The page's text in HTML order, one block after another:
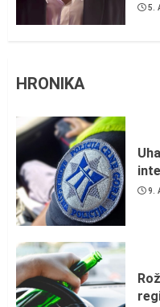
5.
HRONIKA
9.